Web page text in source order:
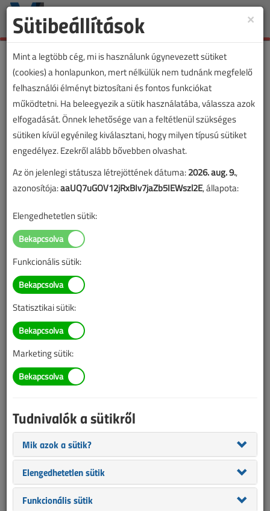
Toggle
Lapszám:
Áttekintő táblázat alapján
Prések kiválasztása
villamosipari munkákhoz
Figylem! Ez a cikk 9 éve frissült utoljára. A benne szereplő
információk mára aktualitásukat veszíthették, valamint a tartalom
helyenként hiányos lehet (képek, táblázatok stb.).
×
Sütibeállítások
Mint a legtöbb cég, mi is használunk úgynevezett sütiket
(cookies) a honlapunkon, mert nélkülük nem tudnánk megfelelő
felhasználói élményt biztosítani és fontos funkciókat
működtetni. Ha beleegyezik a sütik használatába, válassza azok
elfogadását. Önnek lehetősége van a feltétlenül szükséges
sütiken kívül egyénileg kiválasztani, hogy milyen típusú sütiket
engedélyez. Ezekről alább bővebben olvashat.
Az ön jelenlegi státusza létrejöttének dátuma:2026. aug. 9.,
azonosítója:aaUQ7uGOV12jRxBIv7jaZb5IEWszl2E, állapota:
Elengedhetetlen sütik:
Funkcionális sütik:
Statisztikai sütik:
Marketing sütik:
Tudnivalók a sütikről
Mik azok a sütik?
Elengedhetetlen sütik
Funkcionális sütik